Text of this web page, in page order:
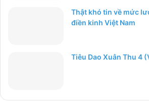
Thật khó tin về mức
điền kinh Việt Nam
Tiêu Dao Xuân Thu 4